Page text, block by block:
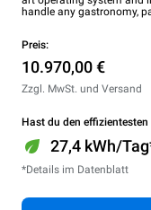
handle any gastronomy,
Preis:
10.970,00 €
Zzgl. MwSt. und Versand
Hast du den effizientesten
27,4 kWh/
*Details im Datenblatt